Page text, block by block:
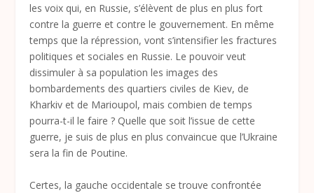
les voix qui, en Russie, s’élèvent de plus en plus fort
contre la guerre et contre le gouvernement. En même
temps que la répression, vont s’intensifier les fractures
politiques et sociales en Russie. Le pouvoir veut
dissimuler à sa population les images des
bombardements des quartiers civiles de Kiev, de
Kharkiv et de Marioupol, mais combien de temps
pourra-t-il le faire ? Quelle que soit l’issue de cette
guerre, je suis de plus en plus convaincue que l’Ukraine
sera la fin de Poutine.
Certes, la gauche occidentale se trouve confrontée